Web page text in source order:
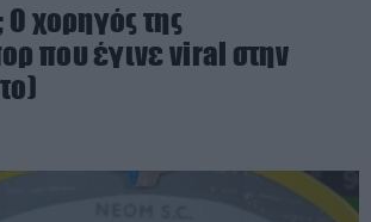
Ο χορηγός της
που έγινε viral στην